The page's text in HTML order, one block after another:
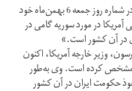
نشریه بیزینس اینسایدر چاپ استرالیا در شماره روز جمعه 6 بهمن‌ماه خود
در مورد سوریه گامی در
در آن کشور است.»
وزیر خارجه آمریکا، اکنون
مشخص کرده است. وی به‌طور
حکومت ایران در آن کشور